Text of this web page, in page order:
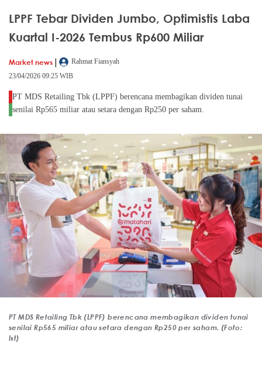
LPPF Tebar Dividen Jumbo, Optimistis Laba
Kuartal I-2026 Tembus Rp600 Miliar
Market news |
Rahmat Fiansyah
23/04/2026 09:25 WIB
PT MDS Retailing Tbk (LPPF) berencana membagikan dividen tunai
senilai Rp565 miliar atau setara dengan Rp250 per saham.
PT MDS Retailing Tbk (LPPF) berencana membagikan dividen tunai
senilai Rp565 miliar atau setara dengan Rp250 per saham. (Foto:
Ist)